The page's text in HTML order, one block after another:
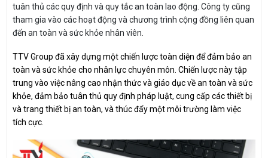
tuân thủ các quy định và quy tắc an toàn lao động. Công ty cũng
tham gia vào các hoạt động và chương trình cộng đồng liên quan
đến an toàn và sức khỏe nhân viên.
TTV Group đã xây dựng một chiến lược toàn diện để đảm bảo an
toàn và sức khỏe cho nhân lực chuyên môn. Chiến lược này tập
trung vào việc nâng cao nhận thức và giáo dục về an toàn và sức
khỏe, đảm bảo tuân thủ quy định pháp luật, cung cấp các thiết bị
và trang thiết bị an toàn, và thúc đẩy một môi trường làm việc
tích cực.